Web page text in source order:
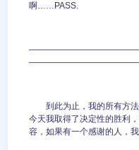
啊……PASS.
到此为止，我的所有方
今天我取得了决定性的胜利
容，如果有一个感谢的人，